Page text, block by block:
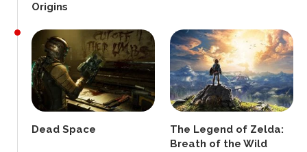
Origins
Dead Space
The Legend of Zelda:
Breath of the Wild